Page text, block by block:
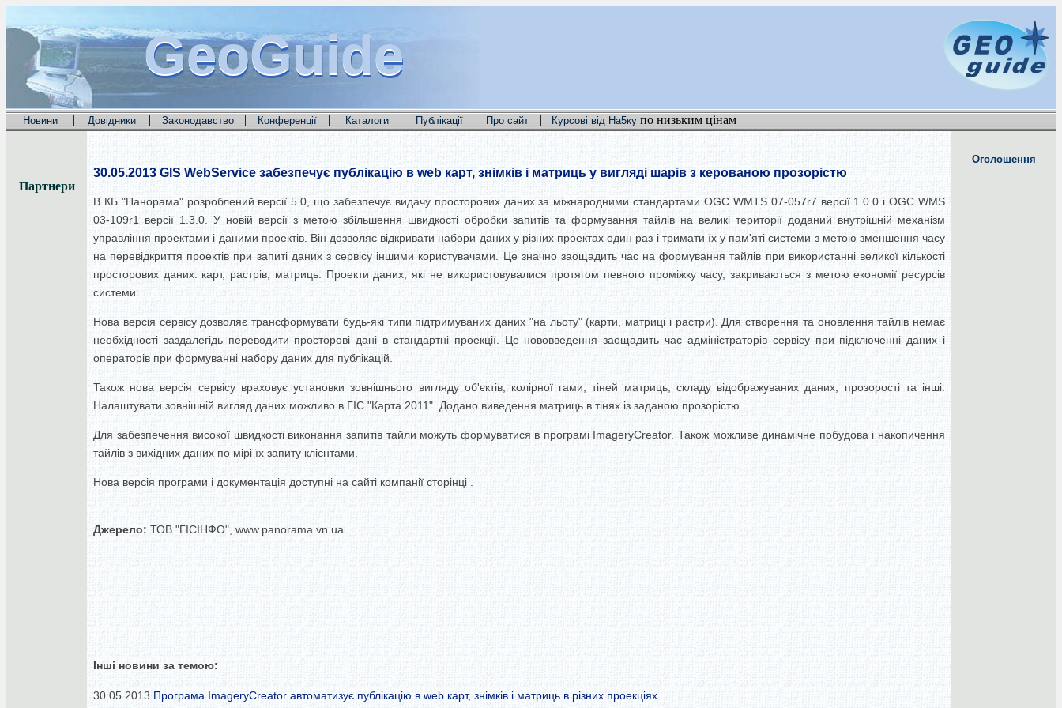
GeoGuide
GeoGuide
GeoGuide
Новини | Довідники | Законодавство | Конференції | Каталоги | Публікації | Про сайт | Курсові від На5ку по низьким цінам
Партнери
30.05.2013 GIS WebService забезпечує публікацію в web карт, знімків і матриць у вигляді шарів з керованою прозорістю
В КБ "Панорама" розроблений версії 5.0, що забезпечує видачу просторових даних за міжнародними стандартами OGC WMTS 07-057r7 версії 1.0.0 і OGC WMS
03-109r1 версії 1.3.0.
У новій версії з метою збільшення швидкості обробки запитів та формування тайлів на великі території доданий внутрішній механізм
управління проектами і даними проектів. Він дозволяє відкривати набори даних у різних проектах один раз і тримати їх у пам'яті системи з метою зменшення часу
на перевідкриття проектів при запиті даних з сервісу іншими користувачами.
Це значно заощадить час на формування тайлів при використанні великої кількості
просторових даних: карт, растрів, матриць.
Проекти даних, які не використовувалися протягом певного проміжку часу, закриваються з метою економії ресурсів
системи.
Нова версія сервісу дозволяє трансформувати будь-які типи підтримуваних даних "на льоту" (карти, матриці і растри).
Для створення та оновлення тайлів немає
необхідності заздалегідь переводити просторові дані в стандартні проекції.
Це нововведення заощадить час адміністраторів сервісу при підключенні даних і
операторів при формуванні набору даних для публікацій.
Також нова версія сервісу враховує установки зовнішнього вигляду об'єктів, колірної гами, тіней матриць, складу відображуваних даних, прозорості та інші.
Налаштувати зовнішній вигляд даних можливо в ГІС "Карта 2011". Додано виведення матриць в тінях із заданою прозорістю.
Для забезпечення високої швидкості виконання запитів тайли можуть формуватися в програмі ImageryCreator. Також можливе динамічне побудова і накопичення
тайлів з вихідних даних по мірі їх запиту клієнтами.
Нова версія програми і документація доступні на сайті компанії сторінці .
Джерело: ТОВ "ГІСІНФО", www.panorama.vn.ua
Інші новини за темою:
30.05.2013 Програма ImageryCreator автоматизує публікацію в web карт, знімків і матриць в різних проекціях
Оголошення